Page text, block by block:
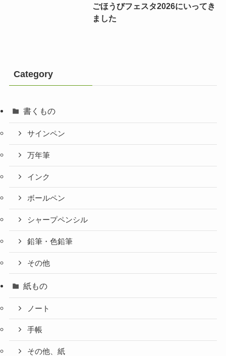
ごほうびフェスタ2026にいってき
ました
Category
書くもの
サインペン
万年筆
インク
ボールペン
シャープペンシル
鉛筆・色鉛筆
その他
紙もの
ノート
手帳
その他、紙